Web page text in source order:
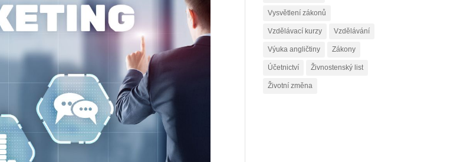
Vysvětlení zákonů
Vzdělávací kurzy Vzdělávání
Výuka angličtiny Zákony
Účetnictví Živnostenský list
Životní změna